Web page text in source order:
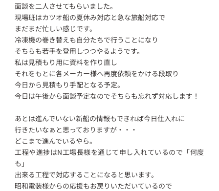
面談を二人させてもらいました。
現場班はカツオ船の夏休み対応と急な旅船対応で
まだまだ忙しい感じです。
冷凍機の巻き替えも自分たちで行うことになり
そちらも若手を登用しつつやるようです。
私は見積もり用に資料を作り直し
それをもとに各メーカー様へ再度依頼をかける段取り
今日から見積もり手配となる予定。
今日は午後から面談予定なのでそちらも忘れず対応します！
あとは進んでいない新船の情報もできれば今日仕入れに
行きたいなぁと思っておりますが・・・
どこまで進んでいるやら。
工程や進捗はN工場長様を通じて申し入れているので「何度
も」
出来る工程で対応することになると思います。
昭和電装様からの応援もお戻りいただいているので